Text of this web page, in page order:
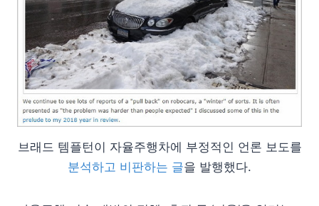
브래드 템플턴이 자율주행차에 부정적인 언론 보도를
분석하고 비판하는 글을 발행했다.